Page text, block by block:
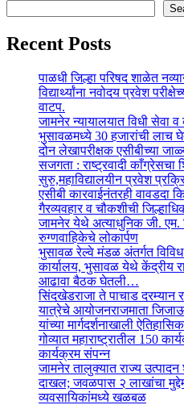
Recent Posts
पाळधी जिल्हा परिषद शाळेत
विद्यार्थ्यांना नवोदय प्रवेश
वाटप.
जामनेर न्यायालयात विधी सेवा
भुसावळमध्ये 30 हजारांची लाच
दोन लेखापरीक्षक एसीबीच्या
सजगता : राष्ट्रवादी काँग्रेसचा
सुरु,महाविद्यालयीन प्रवेश
एसीबी कारवाईनंतरही
गैरव्यवहार व चौकशीची
जामनेर येथे अत्याधुनिक जी.
रुग्णवाहिकेचे लोकार्पण
भुसावळ रेल्वे मंडळ अंतर्गत
कार्यालय, भुसावळ येथे केंद्रीय
आढावा बैठक घेतली…
सिंदखेडराजा ते पाचाड दरम्यान
यात्रेचे आयोजनराजमाता
यांच्या मार्गदर्शनाखाली
गोव्यात महाराष्ट्रातील 150
कार्यक्रम संपन्न
जामनेर तालुक्यात राज्य
दाखल; जवळपास २ लाखांचा
व्यवसायिकांमध्ये खळबळ